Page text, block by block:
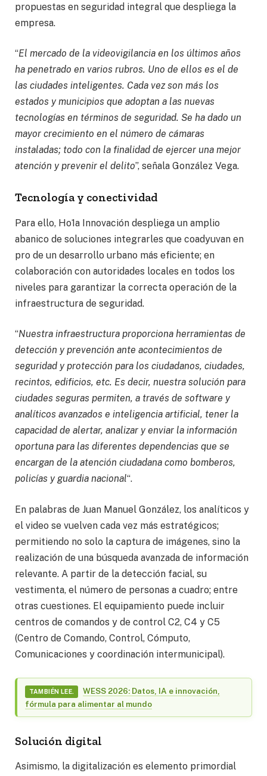
propuestas en seguridad integral que despliega la
empresa.
“El mercado de la videovigilancia en los últimos años
ha penetrado en varios rubros. Uno de ellos es el de
las ciudades inteligentes. Cada vez son más los
estados y municipios que adoptan a las nuevas
tecnologías en términos de seguridad. Se ha dado un
mayor crecimiento en el número de cámaras
instaladas; todo con la finalidad de ejercer una mejor
atención y prevenir el delito”, señala González Vega.
Tecnología y conectividad
Para ello, Ho1a Innovación despliega un amplio
abanico de soluciones integrarles que coadyuvan en
pro de un desarrollo urbano más eficiente; en
colaboración con autoridades locales en todos los
niveles para garantizar la correcta operación de la
infraestructura de seguridad.
“Nuestra infraestructura proporciona herramientas de
detección y prevención ante acontecimientos de
seguridad y protección para los ciudadanos, ciudades,
recintos, edificios, etc. Es decir, nuestra solución para
ciudades seguras permiten, a través de software y
analíticos avanzados e inteligencia artificial, tener la
capacidad de alertar, analizar y enviar la información
oportuna para las diferentes dependencias que se
encargan de la atención ciudadana como bomberos,
policías y guardia nacional“.
En palabras de Juan Manuel González, los analíticos y
el video se vuelven cada vez más estratégicos;
permitiendo no solo la captura de imágenes, sino la
realización de una búsqueda avanzada de información
relevante. A partir de la detección facial, su
vestimenta, el número de personas a cuadro; entre
otras cuestiones. El equipamiento puede incluir
centros de comandos y de control C2, C4 y C5
(Centro de Comando, Control, Cómputo,
Comunicaciones y coordinación intermunicipal).
TAMBIÉN LEE.
WESS 2026: Datos, IA e innovación,
fórmula para alimentar al mundo
Solución digital
Asimismo, la digitalización es elemento primordial